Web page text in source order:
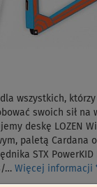
wszystkich,
swoich sił na
deskę LOZEN
paletą Cardana
STX
… Więcej informacji